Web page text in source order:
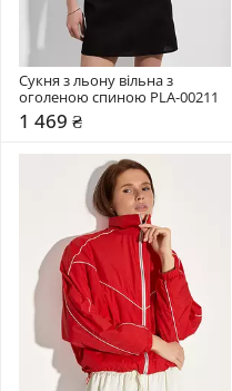
Сукня з льону вільна з
оголеною спиною PLA-00211
1 469 ₴